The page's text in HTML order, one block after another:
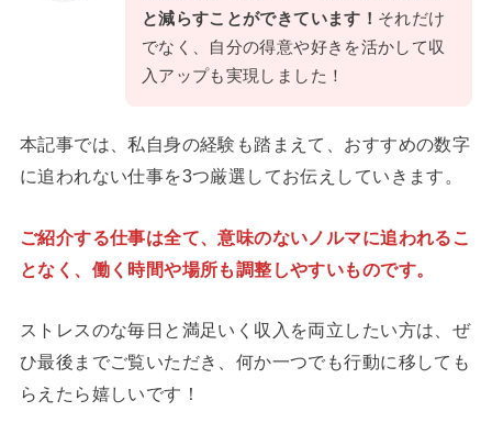
と減らすことができています！ それだけ
でなく、自分の得意や好きを活かして収
入アップも実現しました！
本記事では、私自身の経験も踏まえて、おすすめの数字
に追われない仕事を3つ厳選してお伝えしていきます。
ご紹介する仕事は全て、意味のないノルマに追われるこ
となく、働く時間や場所も調整しやすいものです。
ストレスのな毎日と満足いく収入を両立したい方は、ぜ
ひ最後までご覧いただき、何か一つでも行動に移しても
らえたら嬉しいです！